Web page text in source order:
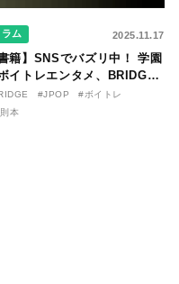
ラム 2025.11.17
書籍】SNSでバズリ中！ 学園
イトレエンタメ、BRIDGE
ける教則本『１分で攻略！
スタイプ別で挑む歌の上達
#JPOP
#ボイトレ
本